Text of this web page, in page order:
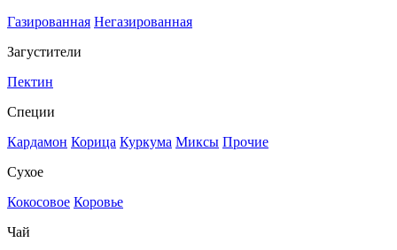
Газированная Негазированная
Загустители
Пектин
Специи
Кардамон Корица Куркума Миксы Прочие
Сухое
Кокосовое Коровье
Чай